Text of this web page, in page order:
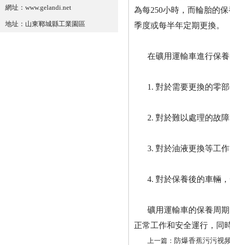
網址：www.gelandi.net
地址：山東鄆城縣工業園區
為每250小時，而輪胎的
季度或每半年定期更換。
在礦用運輸車進行保
1. 對於需要更換的零
2. 對於難以處理的故
3. 對於油液更換等工
4. 對於保養後的車輛
礦用運輸車的保養周
正常工作和安全運行，同
上一篇： 防爆香蕉污污视